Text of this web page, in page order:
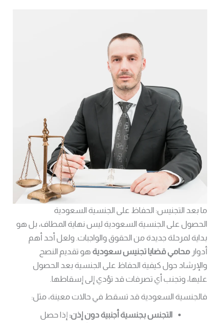
ما بعد التجنيس: الحفاظ على الجنسية السعودية
الحصول على الجنسية السعودية ليس نهاية المطاف، بل هو
بداية لمرحلة جديدة من الحقوق والواجبات. ولعل أحد أهم
أدوارمحامي قضايا تجنيس سعودية هو تقديم النصح
والإرشاد حول كيفية الحفاظ على الجنسية بعد الحصول
عليها، وتجنب أي تصرفات قد تؤدي إلى إسقاطها.
فالجنسية السعودية قد تسقط في حالات معينة، مثل:
التجنس بجنسية أجنبية دون إذن: إذا حصل